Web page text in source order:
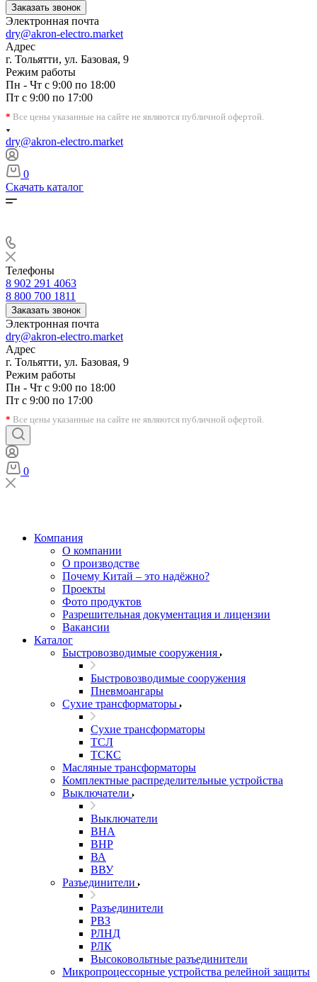
Заказать звонок
Электронная почта
dry@akron-electro.market
Адрес
г. Тольятти, ул. Базовая, 9
Режим работы
Пн - Чт с 9:00 по 18:00
Пт с 9:00 по 17:00
* Все цены указанные на сайте не являются публичной офертой.
dry@akron-electro.market
0
Скачать каталог
Телефоны
8 902 291 4063
8 800 700 1811
Заказать звонок
Электронная почта
dry@akron-electro.market
Адрес
г. Тольятти, ул. Базовая, 9
Режим работы
Пн - Чт с 9:00 по 18:00
Пт с 9:00 по 17:00
* Все цены указанные на сайте не являются публичной офертой.
0
Компания
О компании
О производстве
Почему Китай – это надёжно?
Проекты
Фото продуктов
Разрешительная документация и лицензии
Вакансии
Каталог
Быстровозводимые сооружения
Быстровозводимые сооружения
Пневмоангары
Сухие трансформаторы
Сухие трансформаторы
ТСЛ
ТСКС
Масляные трансформаторы
Комплектные распределительные устройства
Выключатели
Выключатели
ВНА
ВНР
ВА
ВВУ
Разъединители
Разъединители
РВЗ
РЛНД
РЛК
Высоковольтные разъединители
Микропроцессорные устройства релейной защиты